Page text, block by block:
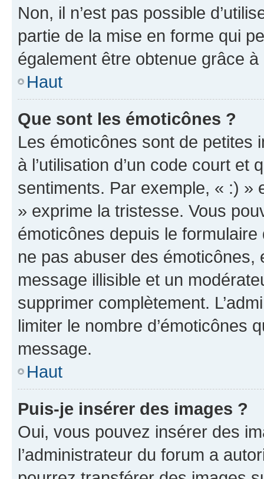
Non, il n’est pas possible
partie de la mise en forme qui
également être obtenue grâce à
Haut
Que sont les émoticônes ?
Les émoticônes sont de petites
à l’utilisation d’un code court et
sentiments. Par exemple, « :) »
» exprime la tristesse. Vous
émoticônes depuis le
ne pas abuser des
message illisible et un
supprimer complètement.
limiter le nombre d’émoticônes
message.
Haut
Puis-je insérer des images ?
Oui, vous pouvez insérer des
l’administrateur du forum a